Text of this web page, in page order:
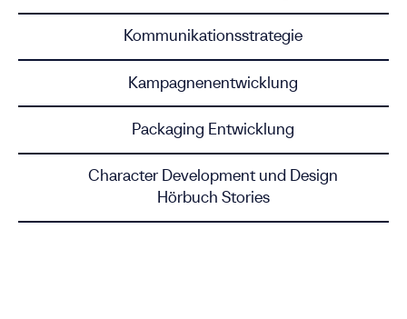
Kontakt
Impressum
Datenschutz
Kommunikationsstrategie
Kampagnenentwicklung
Packaging Entwicklung
Character Development und Design
Hörbuch Stories